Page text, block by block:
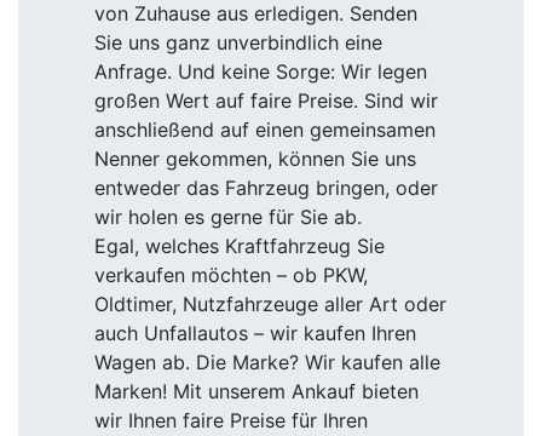
von Zuhause aus erledigen. Senden
Sie uns ganz unverbindlich eine
Anfrage. Und keine Sorge: Wir legen
großen Wert auf faire Preise. Sind wir
anschließend auf einen gemeinsamen
Nenner gekommen, können Sie uns
entweder das Fahrzeug bringen, oder
wir holen es gerne für Sie ab.
Egal, welches Kraftfahrzeug Sie
verkaufen möchten – ob PKW,
Oldtimer, Nutzfahrzeuge aller Art oder
auch Unfallautos – wir kaufen Ihren
Wagen ab. Die Marke? Wir kaufen alle
Marken! Mit unserem Ankauf bieten
wir Ihnen faire Preise für Ihren